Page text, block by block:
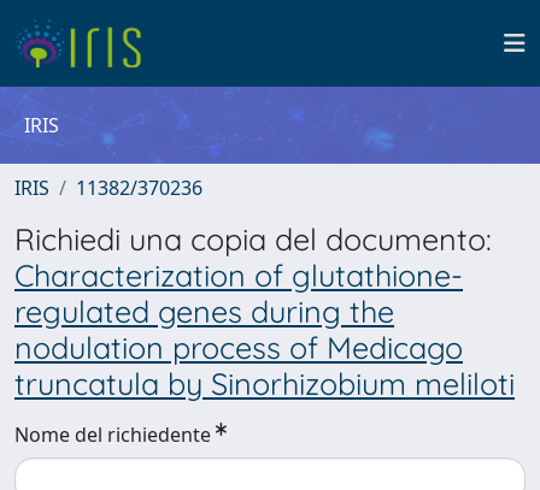
IRIS
IRIS 11382/370236
Richiedi una copia del documento:
Characterization of glutathione-
regulated genes during the
nodulation process of Medicago
truncatula by Sinorhizobium meliloti
Nome del richiedente